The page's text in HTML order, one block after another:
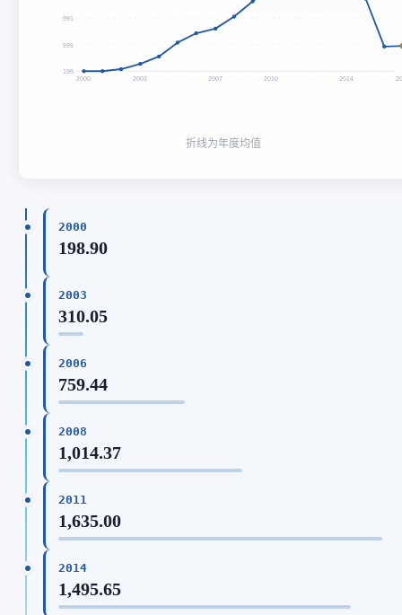
991
595
199
2000 2003 2007 2010 2014
折线为年度均值
2000
198.90
2003
310.05
2006
759.44
2008
1,014.37
2011
1,635.00
2014
1,495.65